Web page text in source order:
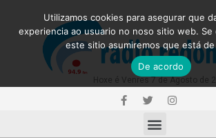
Utilizamos cookies para asegurar que
experiencia ao usuario no noso sitio web.
este sitio asumiremos que está
De acordo